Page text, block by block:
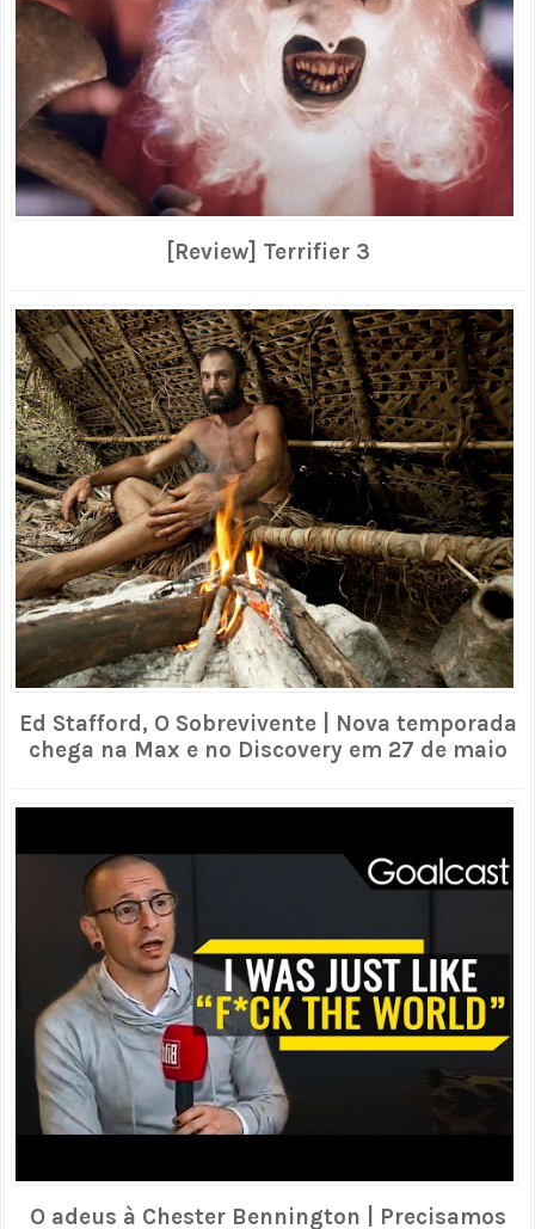
[Review] Terrifier 3
Ed Stafford, O Sobrevivente | Nova temporada
chega na Max e no Discovery em 27 de maio
O adeus à Chester Bennington | Precisamos